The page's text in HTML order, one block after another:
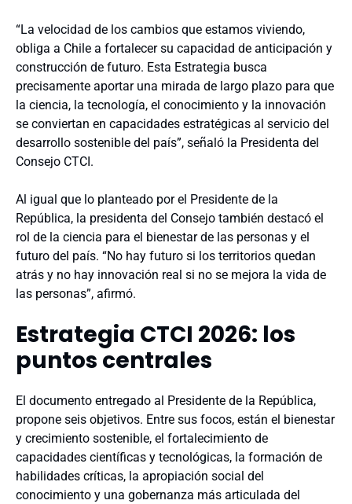
“La velocidad de los cambios que estamos viviendo,
obliga a Chile a fortalecer su capacidad de anticipación y
construcción de futuro. Esta Estrategia busca
precisamente aportar una mirada de largo plazo para que
la ciencia, la tecnología, el conocimiento y la innovación
se conviertan en capacidades estratégicas al servicio del
desarrollo sostenible del país”, señaló la Presidenta del
Consejo CTCI.
Al igual que lo planteado por el Presidente de la
República, la presidenta del Consejo también destacó el
rol de la ciencia para el bienestar de las personas y el
futuro del país. “No hay futuro si los territorios quedan
atrás y no hay innovación real si no se mejora la vida de
las personas”, afirmó.
Estrategia CTCI 2026: los
puntos centrales
El documento entregado al Presidente de la República,
propone seis objetivos. Entre sus focos, están el bienestar
y crecimiento sostenible, el fortalecimiento de
capacidades científicas y tecnológicas, la formación de
habilidades críticas, la apropiación social del
conocimiento y una gobernanza más articulada del